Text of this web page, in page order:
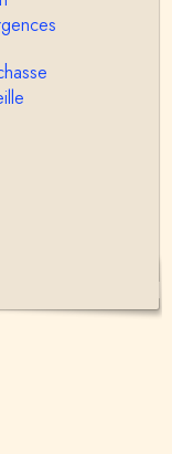
sur ce point. M
l&…
Bien qu
sous la plume
exposé. Je me
des articles
que je n'ai pas